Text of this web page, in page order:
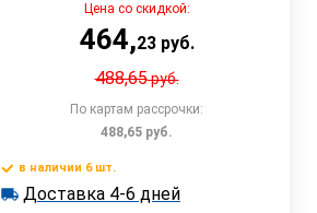
Цена со скидкой:
464,23руб.
488,65руб.
По картам рассрочки:
488,65 руб.
В корзину
в наличии 6 шт. Доставка 4-6 дней
в наличии 6 шт.
Доставка 4-6 дней